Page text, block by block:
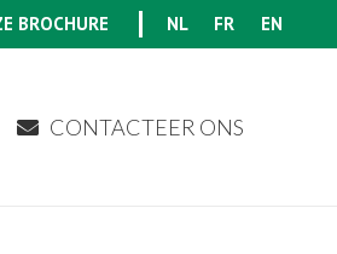
BROCHURE NL FR EN
CONTACTEER ONS